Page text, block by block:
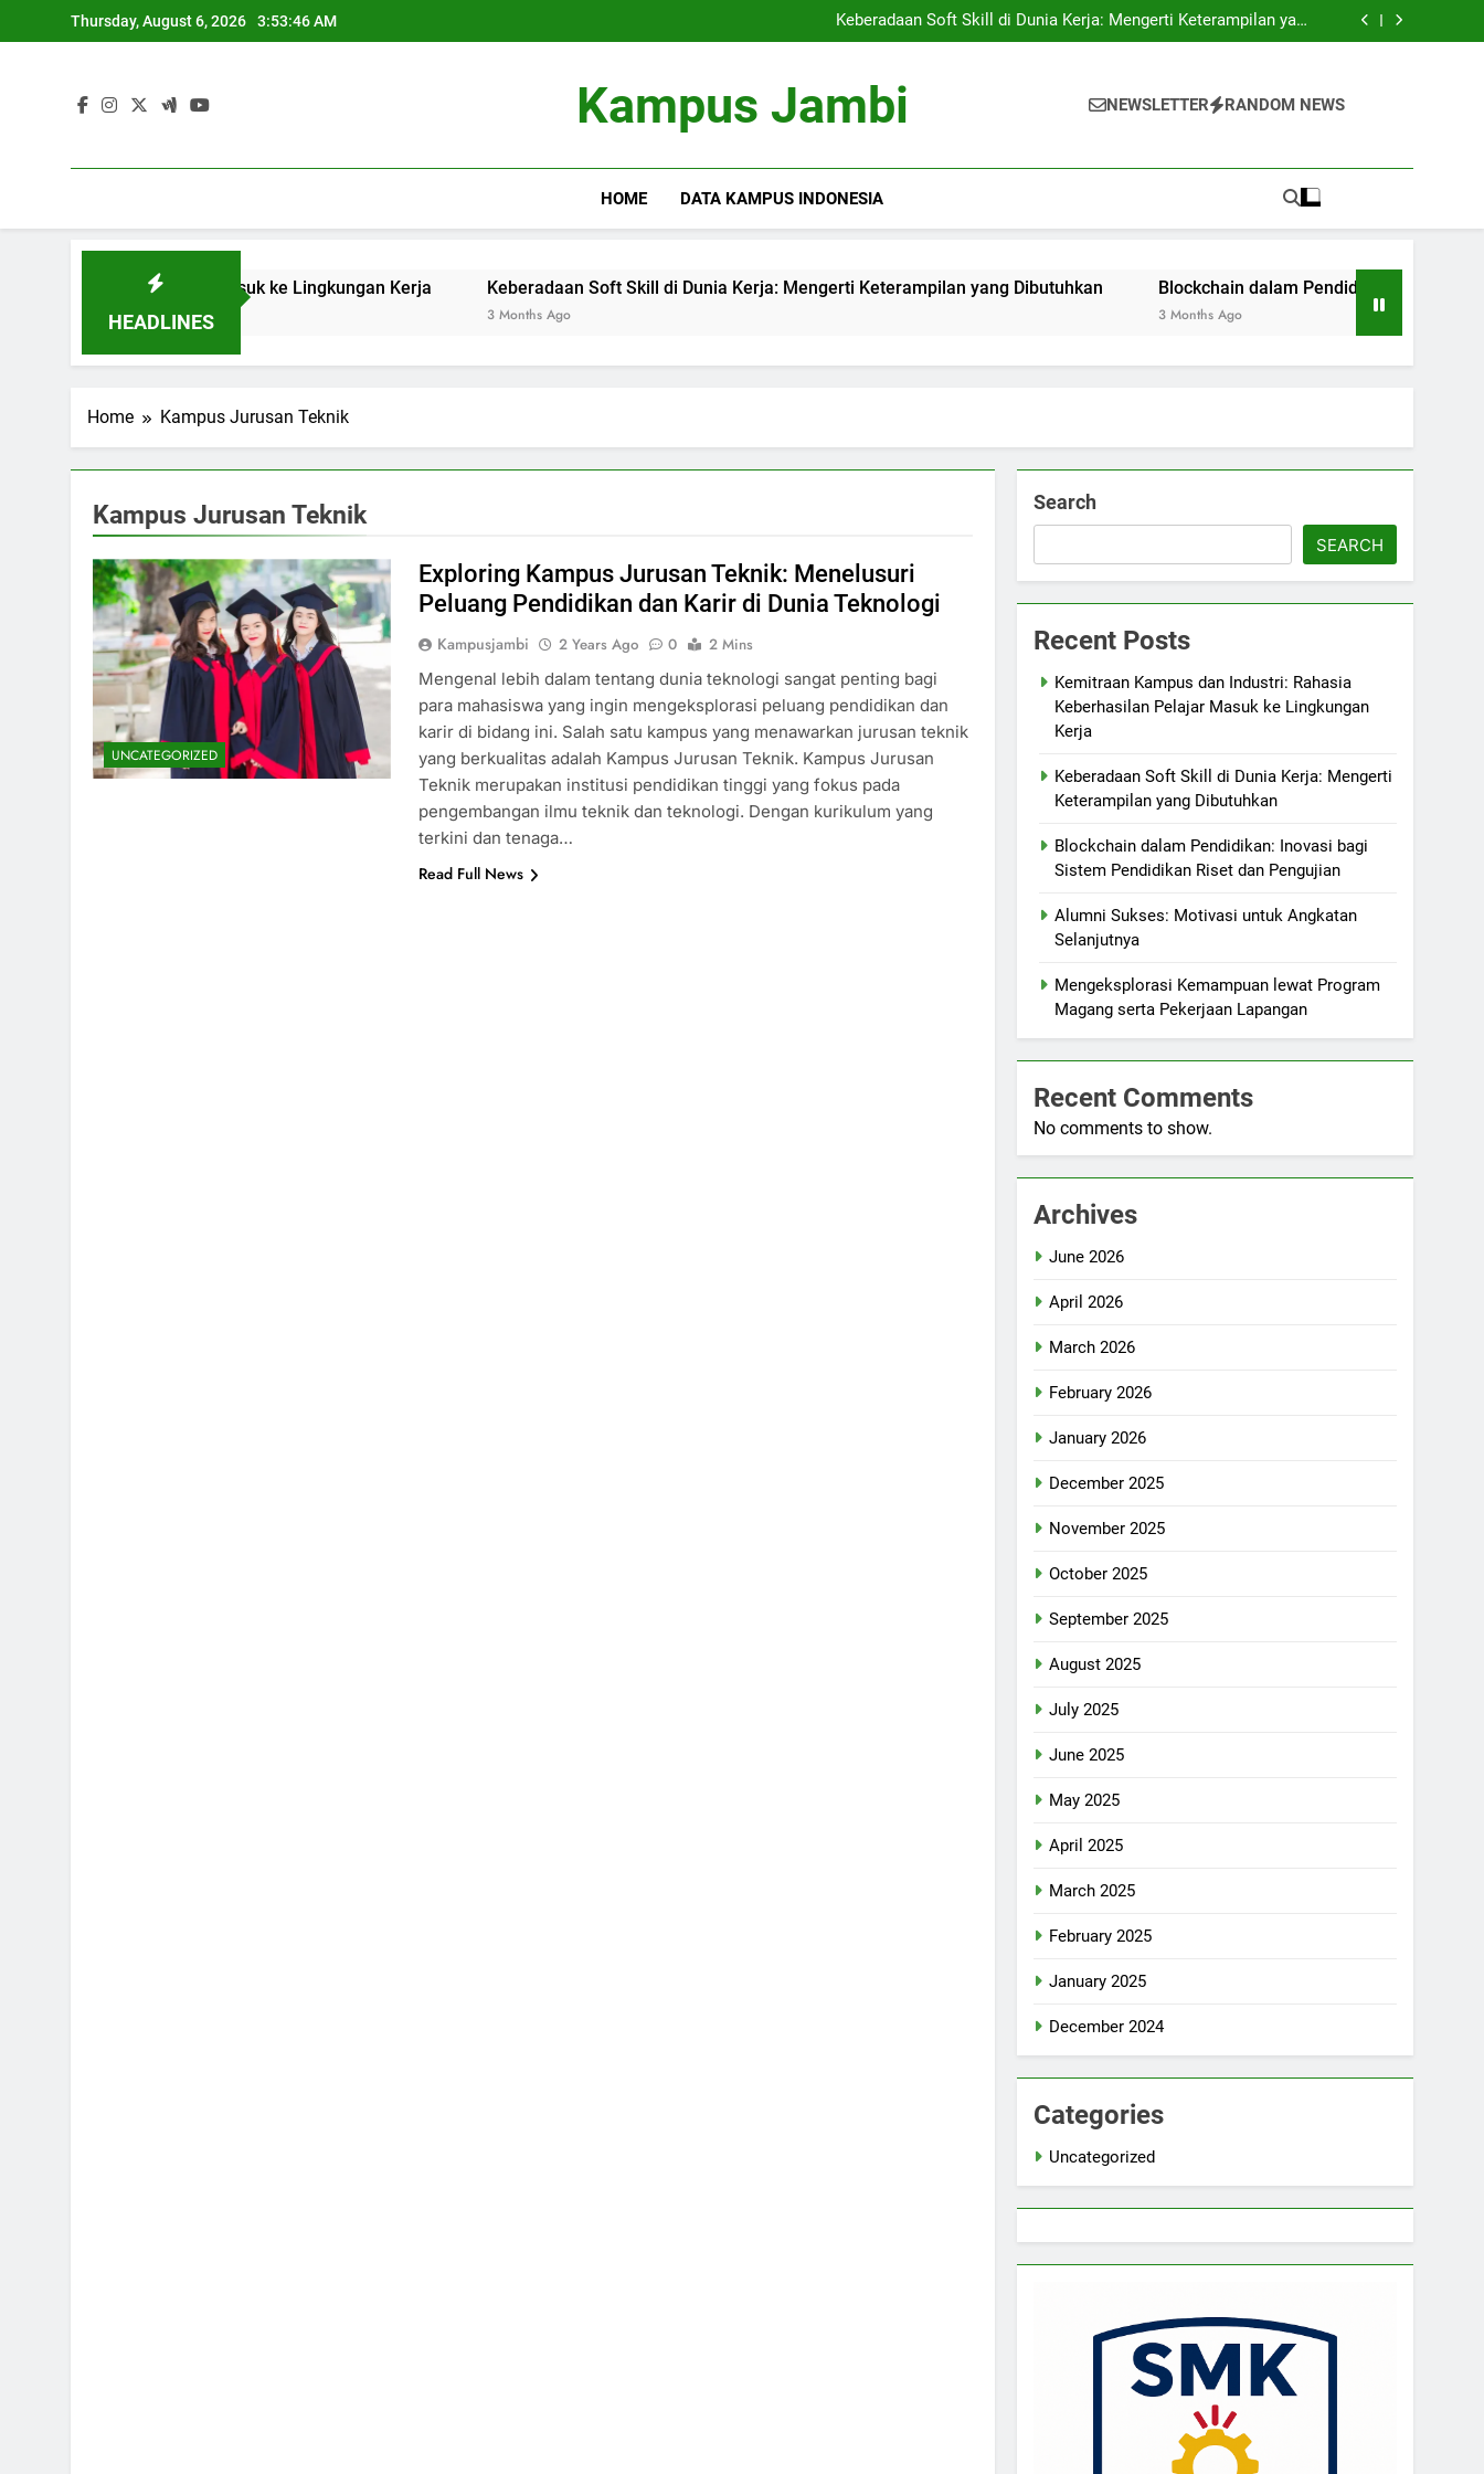
to
Thursday, August 6, 2026 3:53:46 AM
Lingkungan Kerja
Keberadaan Soft Skill di Dunia Kerja: Mengerti Keterampilan yang
Dibutuhkan
Blockchain dalam Pendidikan: Inovasi bagi Sistem Pendidikan Riset dan
Lingkungan Kerja
Keberadaan Soft Skill di Dunia Kerja: Mengerti Keterampilan yang
Blockchain dalam Pendidikan: Inovasi bagi Sistem Pendidikan Riset dan
Kampus Jambi NEWSLETTER RANDOM NEWS
HOME DATA KAMPUS INDONESIA
HEADLINES
Pelajar Masuk ke Lingkungan Kerja Keberadaan Soft Skill di Dunia Kerja: Mengerti Keterampilan yang Dibutuhkan
3 Months Ago
Blockchain dalam Pendidikan: Inovasi bagi
3 Months Ago
Home Kampus Jurusan Teknik
Kampus Jurusan Teknik
UNCATEGORIZED
Exploring Kampus Jurusan Teknik: Menelusuri
Peluang Pendidikan dan Karir di Dunia Teknologi
Kampusjambi 2 Years Ago 0
2 Mins
Mengenal lebih dalam tentang dunia teknologi sangat penting bagi
para mahasiswa yang ingin mengeksplorasi peluang pendidikan dan
karir di bidang ini. Salah satu kampus yang menawarkan jurusan teknik
yang berkualitas adalah Kampus Jurusan Teknik. Kampus Jurusan
Teknik merupakan institusi pendidikan tinggi yang fokus pada
pengembangan ilmu teknik dan teknologi. Dengan kurikulum yang
terkini dan tenaga…
Read Full News
Search
SEARCH
Recent Posts
Kemitraan Kampus dan Industri: Rahasia
Keberhasilan Pelajar Masuk ke Lingkungan
Kerja
Keberadaan Soft Skill di Dunia Kerja: Mengerti
Keterampilan yang Dibutuhkan
Blockchain dalam Pendidikan: Inovasi bagi
Sistem Pendidikan Riset dan Pengujian
Alumni Sukses: Motivasi untuk Angkatan
Selanjutnya
Mengeksplorasi Kemampuan lewat Program
Magang serta Pekerjaan Lapangan
Recent Comments
No comments to show.
Archives
June 2026
April 2026
March 2026
February 2026
January 2026
December 2025
November 2025
October 2025
September 2025
August 2025
July 2025
June 2025
May 2025
April 2025
March 2025
February 2025
January 2025
December 2024
Categories
Uncategorized